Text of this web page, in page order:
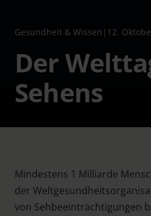
Gesundheit & Wissen | 12.
Der
Sehens
Mindestens 1 Milliarde
der
von Sehbeeinträchtigungen